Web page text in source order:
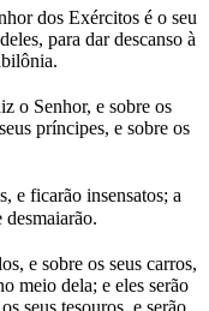
dos Exércitos é o seu
para dar descanso à
o Senhor, e sobre os
príncipes, e sobre os
e ficarão insensatos; a
desmaiarão.
e sobre os seus carros,
meio dela; e eles serão